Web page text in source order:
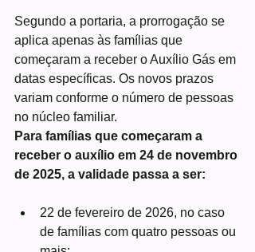
Segundo a portaria, a prorrogação se
aplica apenas às famílias que
começaram a receber o Auxílio Gás em
datas específicas. Os novos prazos
variam conforme o número de pessoas
no núcleo familiar.
Para famílias que começaram a
receber o auxílio em 24 de novembro
de 2025, a validade passa a ser:
22 de fevereiro de 2026, no caso
de famílias com quatro pessoas ou